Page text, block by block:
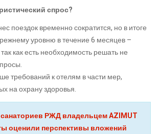
спрос?
поездок временно сократится, но в итоге
уровню в течение 6 месяцев –
как есть необходимость решать не
требований к отелям в части мер,
на охрану здоровья.
РЖД владельцем AZIMUT
оценили перспективы вложений